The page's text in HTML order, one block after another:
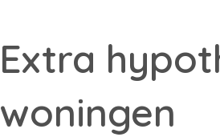
Extra
woningen